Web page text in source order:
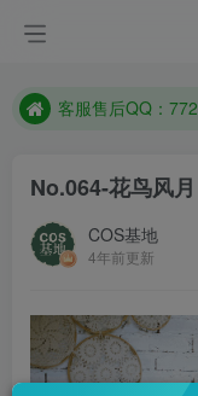
遇到任何问题加
客服售后QQ：
防失联：百度搜
No.064-花鸟风
COS基地
4年前更新